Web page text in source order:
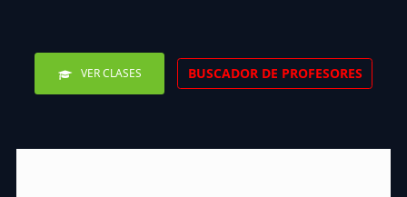
VER CLASES BUSCADOR DE PROFESORES